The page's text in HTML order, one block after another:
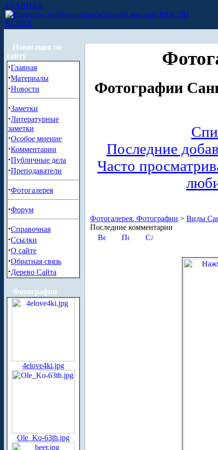
ГЛАВНАЯ
МЫСЛИ
ВСЛУХ
Навигация по
сайту
·Главная
·Материалы
·Новости
·Заметки
·Литературные
заметки
·Особое мнение
·Комментарии
·Публичные дела
·Преподаватели
·Фотогалерея
·Форум
·Справочная
·Ссылки
·О сайте
·Обратная связь
·Дерево Сайта
Фотографии
4elove4ki.jpg
Ole_Ko-63th.jpg
Фотографии
Последние
Часто
Фотогалерея. Фотографии > Виды
Последние комментарии